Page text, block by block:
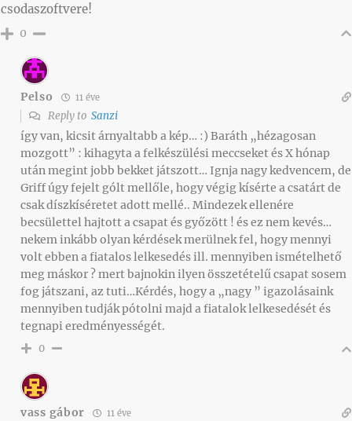
csodaszoftvere!
0
Pelso 11 éve
Reply to Sanzi
így van, kicsit árnyaltabb a kép… :) Baráth „hézagosan
mozgott” : kihagyta a felkészülési meccseket és X hónap
után megint jobb bekket játszott… Ignja nagy kedvencem, de
Griff úgy fejelt gólt mellőle, hogy végig kísérte a csatárt de
csak díszkíséretet adott mellé.. Mindezek ellenére
becsülettel hajtott a csapat és győzött ! és ez nem kevés…
nekem inkább olyan kérdések merülnek fel, hogy mennyi
volt ebben a fiatalos lelkesedés ill. mennyiben ismételhető
meg máskor ? mert bajnokin ilyen összetételű csapat sosem
fog játszani, az tuti…Kérdés, hogy a „nagy ” igazolásaink
mennyiben tudják pótolni majd a fiatalok lelkesedését és
tegnapi eredményességét.
0
vass gábor 11 éve